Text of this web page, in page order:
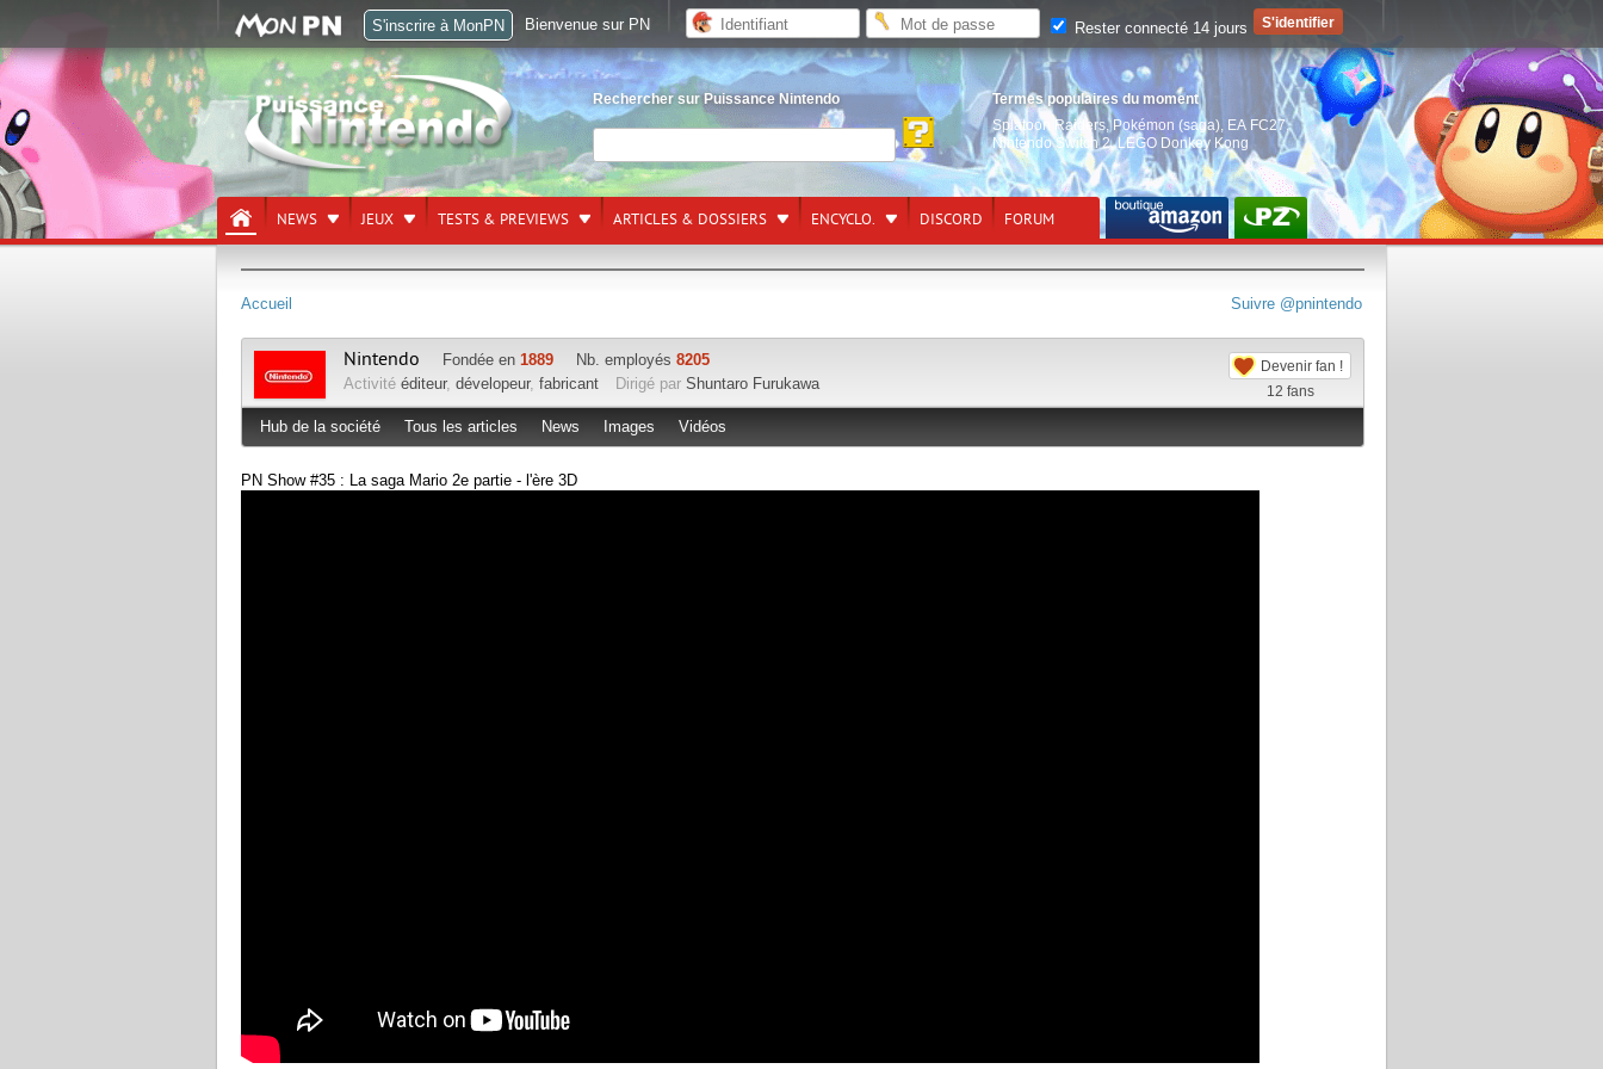
Rechercher sur Puissance Nintendo
Termes populaires du moment
Splatoon Raiders, Pokémon (saga) EA FC27,
Nintendo Switch 2,LEGO Donkey Kong
NEWS JEUX TESTS & PREVIEWS ARTICLES & DOSSIERS ENCYCLO. DISCORD FORUM
Suivre @pnintendo
Accueil
Devenir fan !
12 fans
Nintendo Fondée en 1889 Nb. employés 8205
Activité éditeur, dévelopeur, fabricant Dirigé par Shuntaro Furukawa
Hub de la société Tous les articles News Images Vidéos
PN Show #35 : La saga Mario 2e partie - l'ère 3D
S'inscrire à MonPN Bienvenue sur PN Rester connecté 14 jours